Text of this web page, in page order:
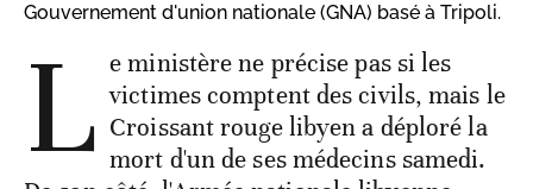
Gouvernement d'union nationale (GNA) basé à Tripoli.
L e ministère ne précise pas si les
victimes comptent des civils, mais le
Croissant rouge libyen a déploré la
mort d'un de ses médecins samedi.